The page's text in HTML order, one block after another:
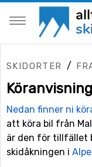
SKIDORTER /
Nedan finner ni
att köra bil från
är den för tillfället
skidåkningen i